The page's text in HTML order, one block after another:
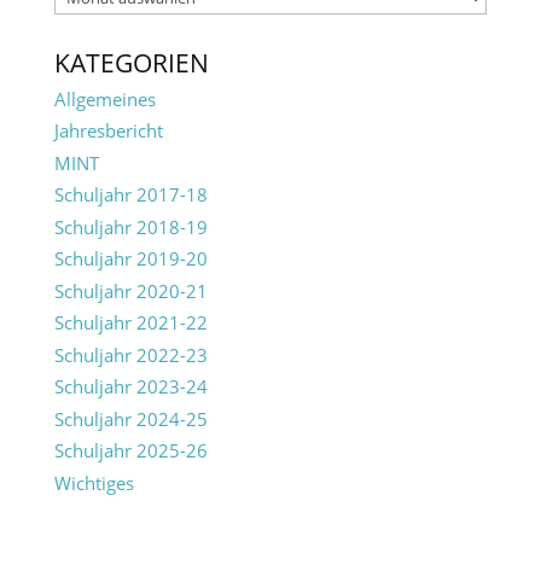
KATEGORIEN
Allgemeines
Jahresbericht
MINT
Schuljahr 2017-18
Schuljahr 2018-19
Schuljahr 2019-20
Schuljahr 2020-21
Schuljahr 2021-22
Schuljahr 2022-23
Schuljahr 2023-24
Schuljahr 2024-25
Schuljahr 2025-26
Wichtiges